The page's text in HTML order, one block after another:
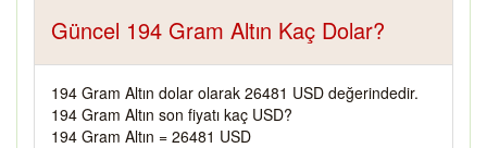
Güncel 194 Gram Altın Kaç Dolar?
194 Gram Altın dolar olarak 26481 USD değerindedir.
194 Gram Altın son fiyatı kaç USD?
194 Gram Altın = 26481 USD